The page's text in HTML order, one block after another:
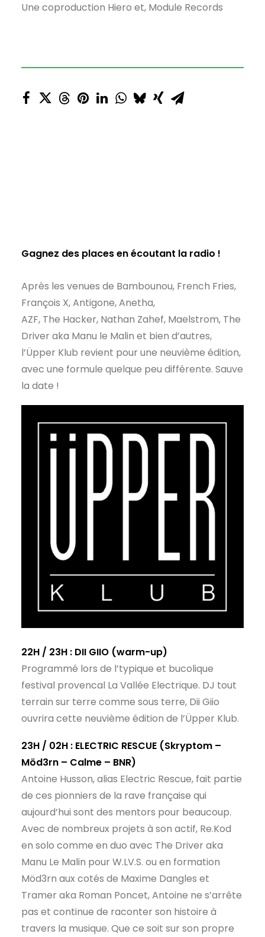
Une coproduction Hiero et, Module Records
Gagnez des places en écoutant la radio !
Après les venues de Bambounou, French Fries,
François X, Antigone, Anetha,
AZF, The Hacker, Nathan Zahef, Maelstrom, The
Driver aka Manu le Malin et bien d’autres,
l’Üpper Klub revient pour une neuvième édition,
avec une formule quelque peu différente. Sauve
la date !
22H / 23H : DII GIIO (warm-up)
Programmé lors de l’typique et bucolique
festival provencal La Vallée Electrique. DJ tout
terrain sur terre comme sous terre, Dii Giio
ouvrira cette neuvième édition de l’Üpper Klub.
23H / 02H : ELECTRIC RESCUE (Skryptom –
Möd3rn – Calme – BNR)
Antoine Husson, alias Electric Rescue, fait partie
de ces pionniers de la rave française qui
aujourd’hui sont des mentors pour beaucoup.
Avec de nombreux projets à son actif, Re.Kod
en solo comme en duo avec The Driver aka
Manu Le Malin pour W.LV.S. ou en formation
Möd3rn aux cotés de Maxime Dangles et
Tramer aka Roman Poncet, Antoine ne s’arrête
pas et continue de raconter son histoire à
travers la musique. Que ce soit sur son propre